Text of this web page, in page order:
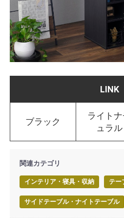
LINK
ブラック
ライト
ュラル
関連カテゴリ
インテリア・寝具・収納 テー
サイドテーブル・ナイトテーブル